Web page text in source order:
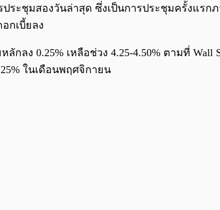
ระชุมสองวันล่าสุด ซึ่งเป็นการประชุมครั้งแรก
กเบี้ยลง
ลง 0.25% เหลือช่วง 4.25-4.50% ตามที่ Wall
ในเดือนพฤศจิกายน